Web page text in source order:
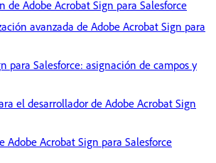
de Adobe Acrobat Sign para Salesforce
avanzada de Adobe Acrobat Sign para
para Salesforce: asignación de campos y
el desarrollador de Adobe Acrobat Sign
Adobe Acrobat Sign para Salesforce